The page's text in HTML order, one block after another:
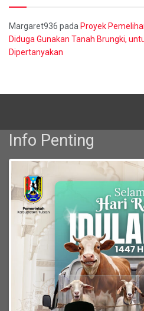
Margaret936 pada Proyek
Diduga Gunakan Tanah Brungki,
Dipertanyakan
Info Penting